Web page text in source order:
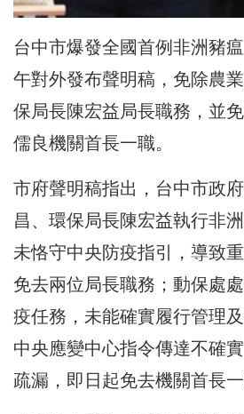
台中市爆發全國首例非洲豬
午對外發布聲明稿，免除農
保局長陳宏益局長職務，並
儒良機關首長一職。
市府聲明稿指出，台中市政
昌、環保局長陳宏益執行非
未恪守中央防疫指引，導致
免去兩位局長職務；動保處
疫任務，未能確實履行管理
中央應變中心指令傳達不確
疏漏，即日起免去機關首長一